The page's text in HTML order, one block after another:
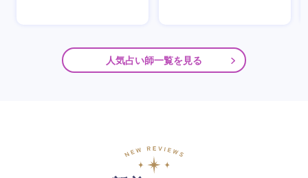
人気占い師一覧を見る